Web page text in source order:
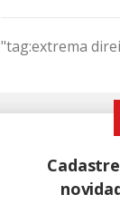
"tag:extrema